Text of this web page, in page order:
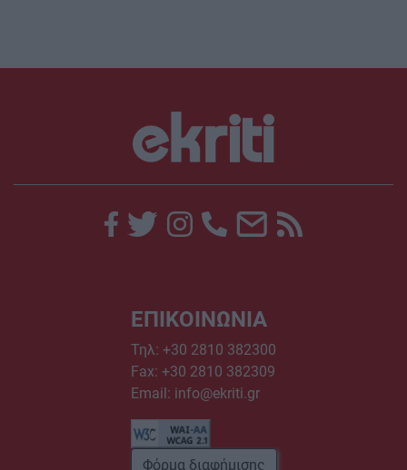
ΕΠΙΚΟΙΝΩΝΙΑ
Τηλ: +30 2810 382300
Fax: +30 2810 382309
Email: info@ekriti.gr
Φόρμα διαφήμισης